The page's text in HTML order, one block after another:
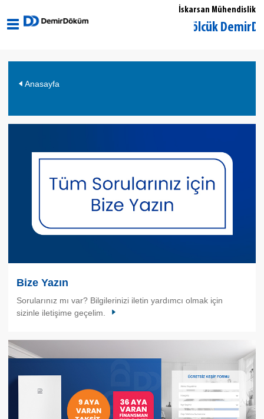
İskarsan Mühendislik
Kocaeli Gölcük
Anasayfa
Bize Yazın
Sorularınız mı var? Bilgilerinizi iletin yardımcı olmak için
sizinle iletişime geçelim.